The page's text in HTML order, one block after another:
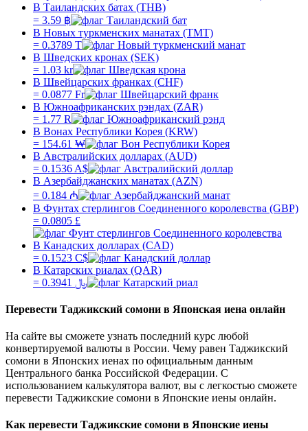
В Таиландских батах (THB)
= 3.59 ฿
В Новых туркменских манатах (TMT)
= 0.3789 T
В Шведских кронах (SEK)
= 1.03 kr
В Швейцарских франках (CHF)
= 0.0877 Fr
В Южноафриканских рэндах (ZAR)
= 1.77 R
В Вонах Республики Корея (KRW)
= 154.61 ₩
В Австралийских долларах (AUD)
= 0.1536 A$
В Азербайджанских манатах (AZN)
= 0.184 ₼
В Фунтах стерлингов Соединенного королевства (GBP)
= 0.0805 £
В Канадских долларах (CAD)
= 0.1523 C$
В Катарских риалах (QAR)
= 0.3941 ﷼
Перевести Таджикский сомони в Японская иена онлайн
На сайте вы сможете узнать последний курс любой
конвертируемой валюты в России. Чему равен Таджикский
сомони в Японских иенах по официальным данным
Центрального банка Российской Федерации. С
использованием калькулятора валют, вы с легкостью сможете
перевести Таджикские сомони в Японские иены онлайн.
Как перевести Таджикские сомони в Японские иены